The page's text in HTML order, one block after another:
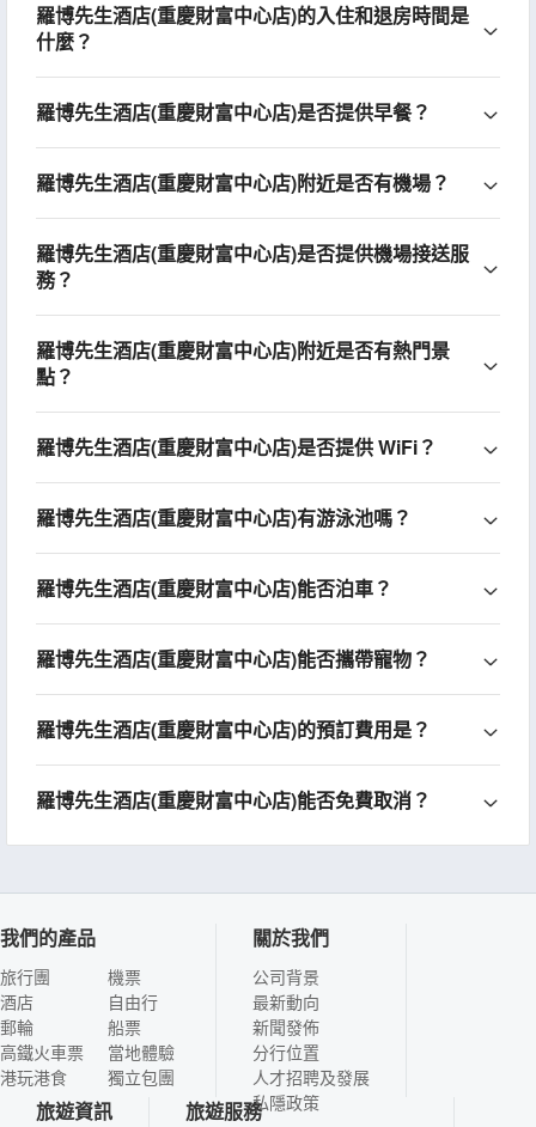
羅博先生酒店(重慶財富中心店)的入住和退房時間是
什麼？
羅博先生酒店(重慶財富中心店)是否提供早餐？
羅博先生酒店(重慶財富中心店)附近是否有機場？
羅博先生酒店(重慶財富中心店)是否提供機場接送服
務？
羅博先生酒店(重慶財富中心店)附近是否有熱門景
點？
羅博先生酒店(重慶財富中心店)是否提供 WiFi？
羅博先生酒店(重慶財富中心店)有游泳池嗎？
羅博先生酒店(重慶財富中心店)能否泊車？
羅博先生酒店(重慶財富中心店)能否攜帶寵物？
羅博先生酒店(重慶財富中心店)的預訂費用是？
羅博先生酒店(重慶財富中心店)能否免費取消？
我們的產品
旅行團
酒店
郵輪
高鐵火車票
港玩港食
機票
自由行
船票
當地體驗
獨立包團
關於我們
公司背景
最新動向
新聞發佈
分行位置
人才招聘及發展
私隱政策
旅遊資訊 旅遊服務